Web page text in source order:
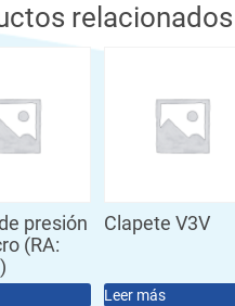
relacionados
presión
(RA:
Clapete V3V
Leer más